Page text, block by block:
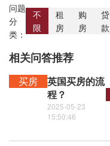
问题
分
类：
不
限
租
房
购
房
贷
款
相关问答推荐
买房
英国买房的流
程？
2025-05-23
15:50:46